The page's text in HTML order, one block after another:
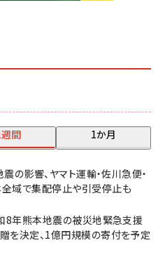
間 1か月
の影響、ヤマト運輸・佐川急便・
域で集配停止や引受停止も
和8年熊本地震の被災地緊急支援
を決定、1億円規模の寄付を予定